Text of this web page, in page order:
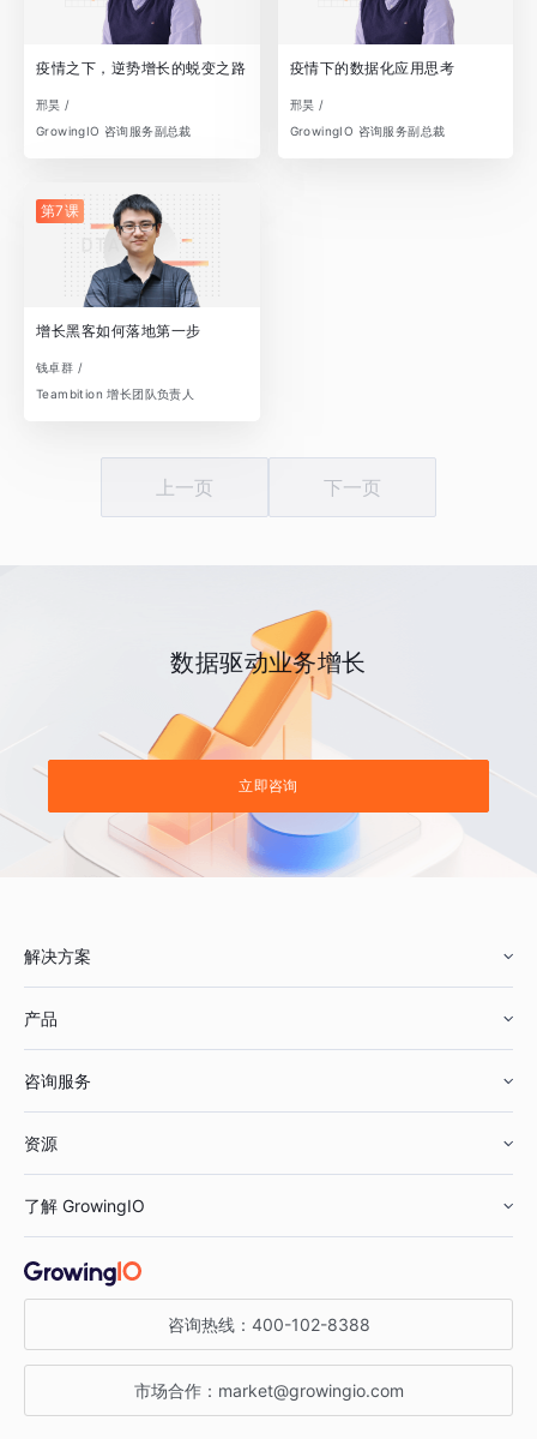
疫情之下，逆势增长的蜕变之路
邢昊 /
GrowingIO 咨询服务副总裁
疫情下的数据化应用思考
邢昊 /
GrowingIO 咨询服务副总裁
第7课
增长黑客如何落地第一步
钱卓群 /
Teambition 增长团队负责人
上一页 下一页
数据驱动业务增长
立即咨询
解决方案
鞋服行业
汽车行业
金融行业
产品
智能运营
获客分析
咨询服务
资源
增长公开课
增长博客
了解 GrowingIO
关于 GrowingIO
增长大会
咨询热线： 400-102-8388
市场合作： market@growingio.com